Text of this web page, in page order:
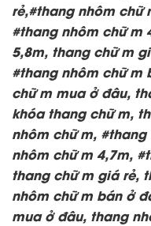
rẻ,#thang nhôm chữ
#thang nhôm chữ m
5,8m, thang chữ m
#thang nhôm chữ m
chữ m mua ở đâu,
khóa thang chữ m,
nhôm chữ m,
nhôm chữ m 4,7m,
thang chữ m giá rẻ,
nhôm chữ m bán ở
mua ở đâu, thang